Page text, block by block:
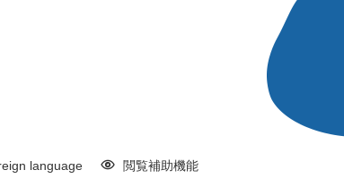
language 閲覧補助機能